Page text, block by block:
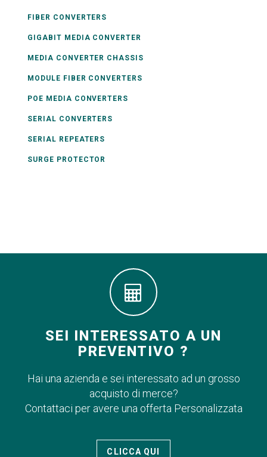
FIBER CONVERTERS
GIGABIT MEDIA CONVERTER
MEDIA CONVERTER CHASSIS
MODULE FIBER CONVERTERS
POE MEDIA CONVERTERS
SERIAL CONVERTERS
SERIAL REPEATERS
SURGE PROTECTOR
SEI INTERESSATO A UN
PREVENTIVO ?
Hai una azienda e sei interessato ad un grosso
acquisto di merce?
Contattaci per avere una offerta Personalizzata
CLICCA QUI